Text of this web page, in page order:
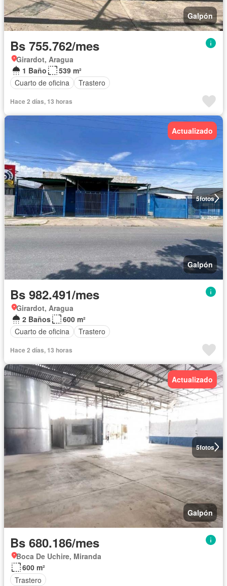
Galpón
Bs 755.762/mes
Girardot, Aragua
1 Baño
539 m²
Cuarto de oficina
Trastero
Hace 2 días, 13 horas
5fotos
Actualizado
Galpón
Bs 982.491/mes
Girardot, Aragua
2 Baños
600 m²
Cuarto de oficina
Trastero
Hace 2 días, 13 horas
5fotos
Actualizado
Galpón
Bs 680.186/mes
Boca De Uchire, Miranda
600 m²
Trastero